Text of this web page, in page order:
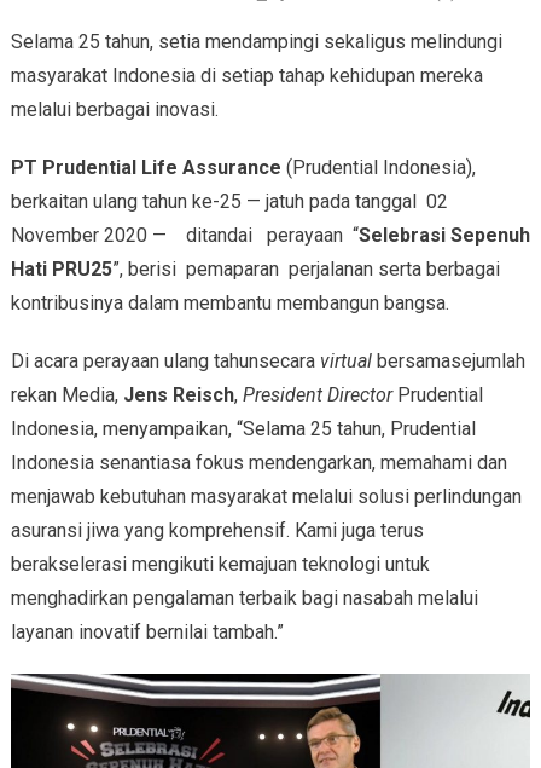
Selama 25 tahun, setia mendampingi sekaligus melindungi
masyarakat Indonesia di setiap tahap kehidupan mereka
melalui berbagai inovasi.
PT Prudential Life Assurance (Prudential Indonesia),
berkaitan ulang tahun ke-25 — jatuh pada tanggal 02
November 2020 — ditandai perayaan “Selebrasi Sepenuh
Hati PRU25”, berisi pemaparan perjalanan serta berbagai
kontribusinya dalam membantu membangun bangsa.
Di acara perayaan ulang tahunsecaravirtualbersamasejumlah
rekan Media,Jens Reisch, President DirectorPrudential
Indonesia, menyampaikan, “Selama 25 tahun, Prudential
Indonesia senantiasa fokus mendengarkan, memahami dan
menjawab kebutuhan masyarakat melalui solusi perlindungan
asuransi jiwa yang komprehensif. Kami juga terus
berakselerasi mengikuti kemajuan teknologi untuk
menghadirkan pengalaman terbaik bagi nasabah melalui
layanan inovatif bernilai tambah.”